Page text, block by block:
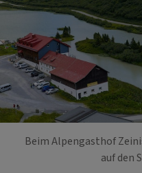
Beim Alpengasthof
auf den